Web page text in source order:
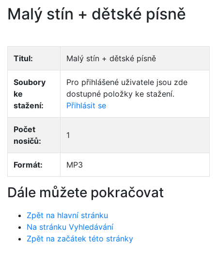
Malý stín + dětské písně
Titul: Malý stín + dětské písně
Soubory
ke
stažení:
Pro přihlášené uživatele jsou zde
dostupné položky ke stažení.
Přihlásit se
Počet
nosičů:
1
Formát: MP3
Dále můžete pokračovat
Zpět na hlavní stránku
Na stránku Vyhledávání
Zpět na začátek této stránky